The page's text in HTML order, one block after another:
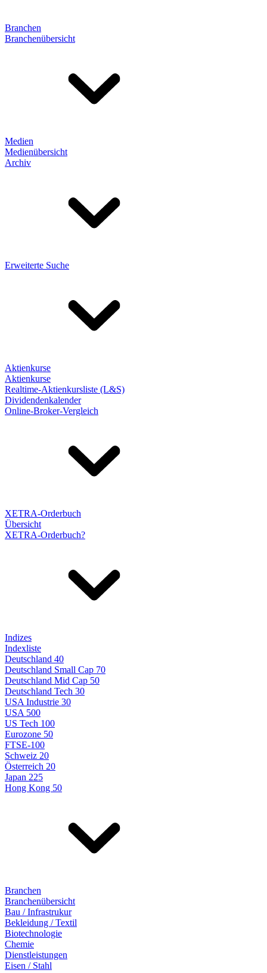
Branchen
Branchenübersicht
Medien
Medienübersicht
Archiv
Erweiterte Suche
Aktienkurse
Aktienkurse
Realtime-Aktienkursliste (L&S)
Dividendenkalender
Online-Broker-Vergleich
XETRA-Orderbuch
Übersicht
XETRA-Orderbuch?
Indizes
Indexliste
Deutschland 40
Deutschland Small Cap 70
Deutschland Mid Cap 50
Deutschland Tech 30
USA Industrie 30
USA 500
US Tech 100
Eurozone 50
FTSE-100
Schweiz 20
Österreich 20
Japan 225
Hong Kong 50
Branchen
Branchenübersicht
Bau / Infrastrukur
Bekleidung / Textil
Biotechnologie
Chemie
Dienstleistungen
Eisen / Stahl